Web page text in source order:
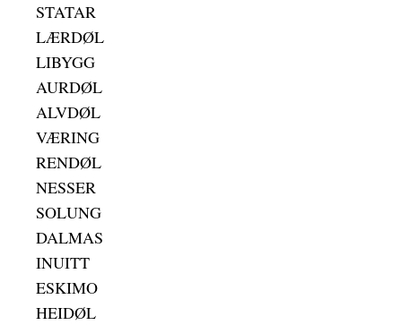
STATAR
LÆRDØL
LIBYGG
AURDØL
ALVDØL
VÆRING
RENDØL
NESSER
SOLUNG
DALMAS
INUITT
ESKIMO
HEIDØL